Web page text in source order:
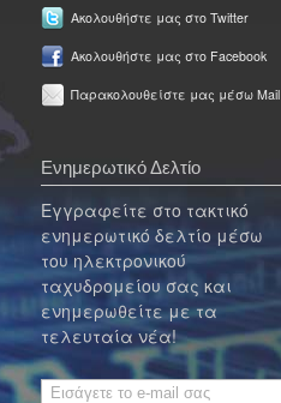
Ακολουθήστε μας στο Twitter
Ακολουθήστε μας στο Facebook
Παρακολουθείστε μας μέσω Mail
Ενημερωτικό Δελτίο
Εγγραφείτε στο τακτικό
ενημερωτικό δελτίο μέσω
του ηλεκτρονικού
ταχυδρομείου σας και
ενημερωθείτε με τα
τελευταία νέα!